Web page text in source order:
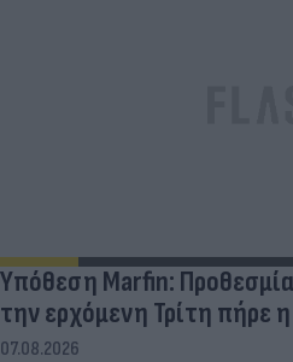
Υπόθεση Marfin:
την ερχόμενη Τρίτη πήρε
07.08.2026